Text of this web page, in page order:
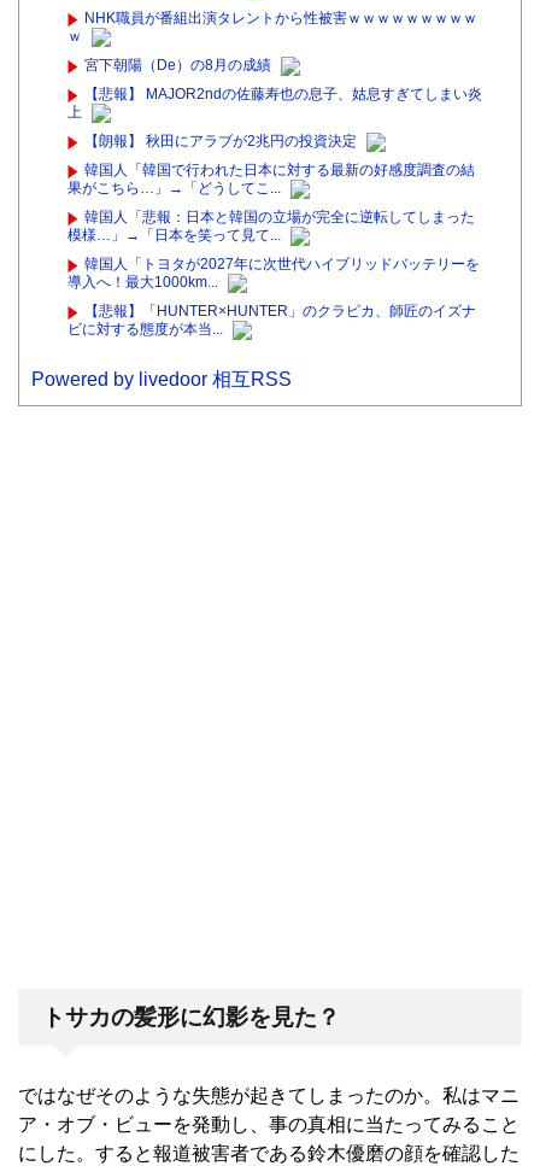
NHK職員が番組出演タレントから性被害ｗｗｗｗｗｗｗｗｗ
ｗ
宮下朝陽（De）の8月の成績
【悲報】 MAJOR2ndの佐藤寿也の息子、姑息すぎてしまい炎
上
【朗報】 秋田にアラブが2兆円の投資決定
韓国人「韓国で行われた日本に対する最新の好感度調査の結
果がこちら…」→「どうしてこ...
韓国人「悲報：日本と韓国の立場が完全に逆転してしまった
模様…」→「日本を笑って見て...
韓国人「トヨタが2027年に次世代ハイブリッドバッテリーを
導入へ！最大1000km...
【悲報】「HUNTER×HUNTER」のクラピカ、師匠のイズナ
ビに対する態度が本当...
Powered by livedoor 相互RSS
トサカの髪形に幻影を見た？
ではなぜそのような失態が起きてしまったのか。私はマニ
ア・オブ・ビューを発動し、事の真相に当たってみること
にした。すると報道被害者である鈴木優磨の顔を確認した